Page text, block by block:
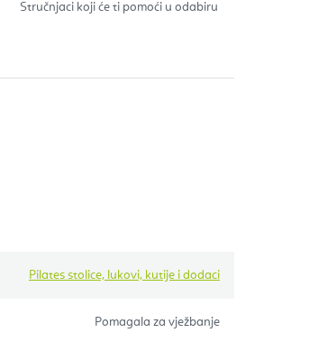
Stručnjaci koji će ti pomoći u odabiru
Pilates stolice, lukovi, kutije i dodaci
Pomagala za vježbanje